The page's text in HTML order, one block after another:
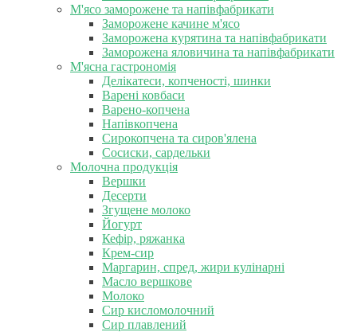
М'ясо заморожене та напівфабрикати
Заморожене качине м'ясо
Заморожена курятина та напівфабрикати
Заморожена яловичина та напівфабрикати
М'ясна гастрономія
Делікатеси, копченості, шинки
Варені ковбаси
Варено-копчена
Напівкопчена
Сирокопчена та сиров'ялена
Сосиски, сардельки
Молочна продукція
Вершки
Десерти
Згущене молоко
Йогурт
Кефір, ряжанка
Крем-сир
Маргарин, спред, жири кулінарні
Масло вершкове
Молоко
Сир кисломолочний
Сир плавлений